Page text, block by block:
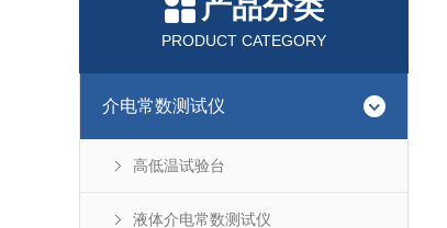
产品分类
PRODUCT CATEGORY
介电常数测试仪
高低温试验台
液体介电常数测试仪